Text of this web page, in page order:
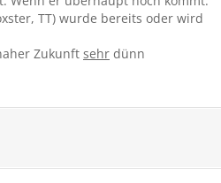
TT) wurde bereits oder wird
Zukunft sehr dünn